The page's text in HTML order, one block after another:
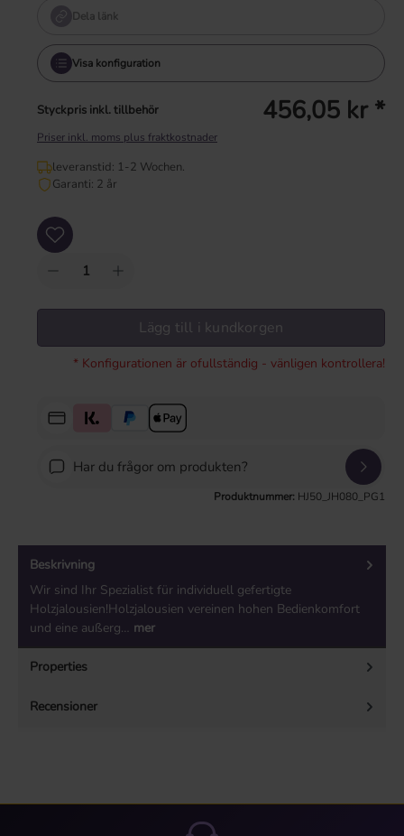
Dela länk
Visa konfiguration
Styckpris inkl. tillbehör 456,05 kr *
Priser inkl. moms plus fraktkostnader
leveranstid: 1-2 Wochen.
Garanti: 2 år
Produktkvantitet: Ange önskat värde eller använd knapparna för att öka eller
Lägg till i kundkorgen
* Konfigurationen är ofullständig - vänligen kontrollera!
Har du frågor om produkten?
Produktnummer: HJ50_JH080_PG1
Beskrivning
Wir sind Ihr Spezialist für individuell gefertigte
Holzjalousien!Holzjalousien vereinen hohen Bedienkomfort
und eine außerg… mer
Properties
Recensioner